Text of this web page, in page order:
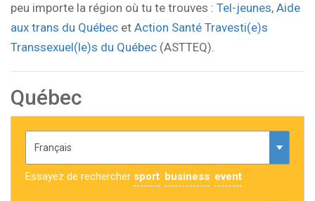
peu importe la région où tu te trouves : Tel-jeunes, Aide
aux trans du Québec et Action Santé Travesti(e)s
Transsexuel(le)s du Québec (ASTTEQ).
Québec
Essayez de rechercher sport business event